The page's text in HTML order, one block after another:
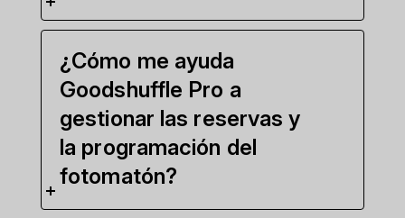
¿Cómo me ayuda
Goodshuffle Pro a
gestionar las reservas y
la programación del
fotomatón?